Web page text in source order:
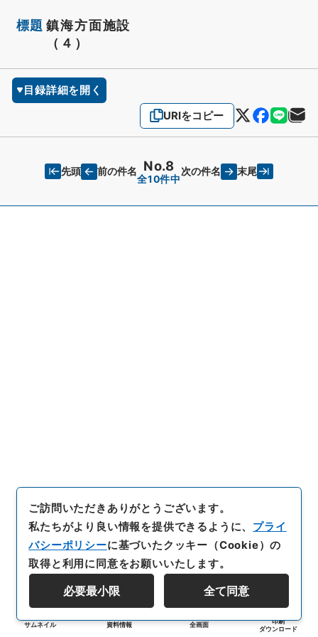
標題 鎮海方面施設
（４）
目録詳細を開く
URIをコピー
先頭 前の件名 No.8
全10件中
次の件名 末尾
サムネイル 資料情報 全画面
印刷
ダウンロード
ご訪問いただきありがとうございます。
私たちがより良い情報を提供できるように、 プライ
バシーポリシーに基づいたクッキー（Cookie）の
取得と利用に同意をお願いいたします。
必要最小限 全て同意